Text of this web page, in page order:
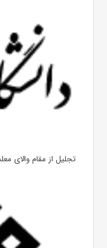
تجلیل از مقام والای